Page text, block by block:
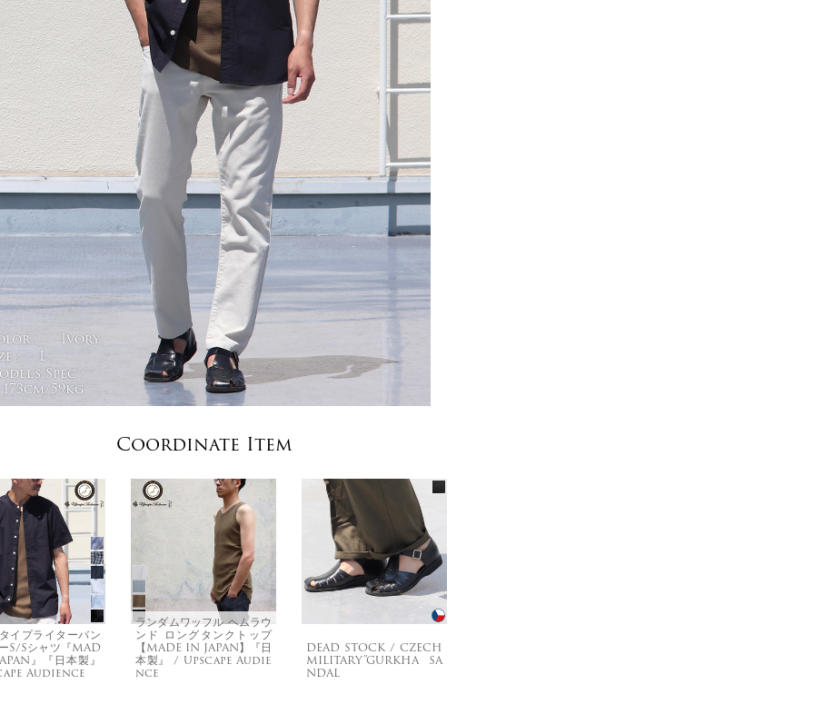
:
Ivory
:
L
Spec :
173cm/59kg
Coordinate Item
イプライターバン
S/Sシャツ『MAD
』『日本製』
Audience
ランダムワッフル ヘムラウ
ンド ロングタンクトップ
【MADE IN JAPAN】『日
本製』 / Upscape Audie
nce
DEAD STOCK / CZECH
MILITARY”GURKHA SA
NDAL